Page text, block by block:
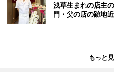
浅草生まれの店主
門・父の店の跡地
もっと